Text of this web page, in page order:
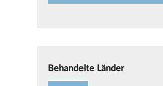
Behandelte Länder